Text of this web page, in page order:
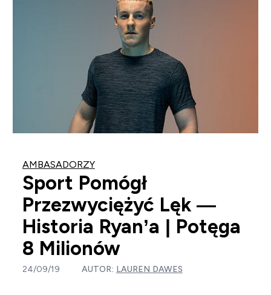
AMBASADORZY
Sport Pomógł
Przezwyciężyć Lęk —
Historia Ryan’a | Potęga
8 Milionów
24/09/19 AUTOR: LAUREN DAWES